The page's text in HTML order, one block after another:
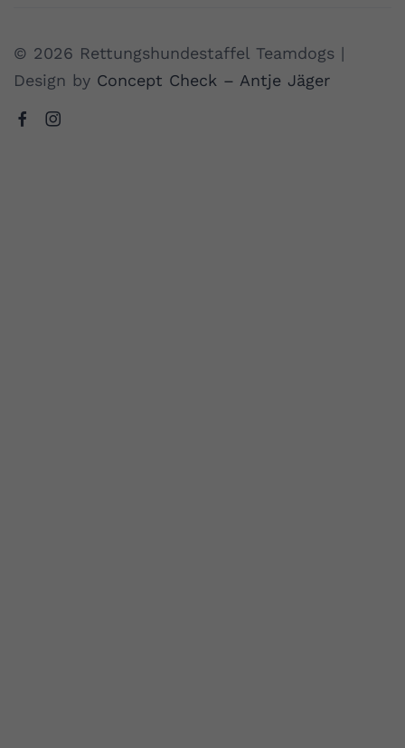
© 2026 Rettungshundestaffel Teamdogs |
Design by Concept Check – Antje Jäger